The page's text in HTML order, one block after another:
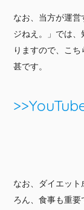
なお、当方が運営
ジねえ。」では
りますので、こ
甚です。
なお、ダイエッ
ろん、食事も重要